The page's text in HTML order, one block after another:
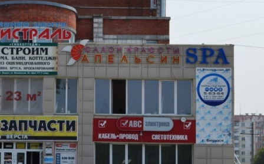
Желаемый / подходящий вид деятельности
Торговое
Назначение
Торговое
Размер площади (м2)
937
Цена за помещение
30 000 000 руб.
Цена за 1 кв. м
32 017 руб.
О помещении